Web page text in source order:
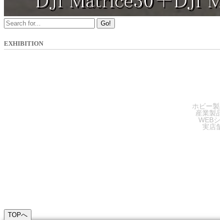
Go!
EXHIBITION
ホビー
産業製
WEB
実店
TOPへ